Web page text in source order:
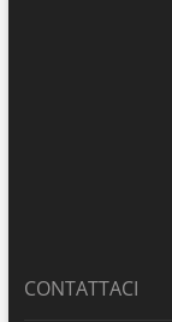
CONTATTACI